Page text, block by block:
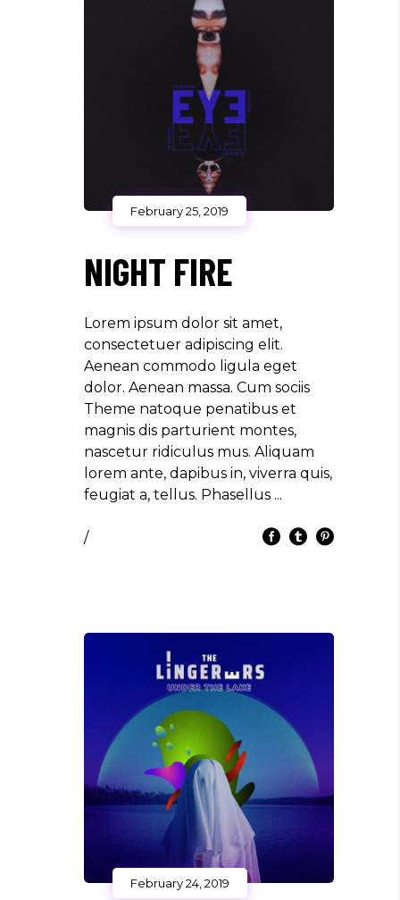
February 25, 2019
NIGHT FIRE
Lorem ipsum dolor sit amet,
consectetuer adipiscing elit.
Aenean commodo ligula eget
dolor. Aenean massa. Cum sociis
Theme natoque penatibus et
magnis dis parturient montes,
nascetur ridiculus mus. Aliquam
lorem ante, dapibus in, viverra quis,
feugiat a, tellus. Phasellus
/
February 24, 2019